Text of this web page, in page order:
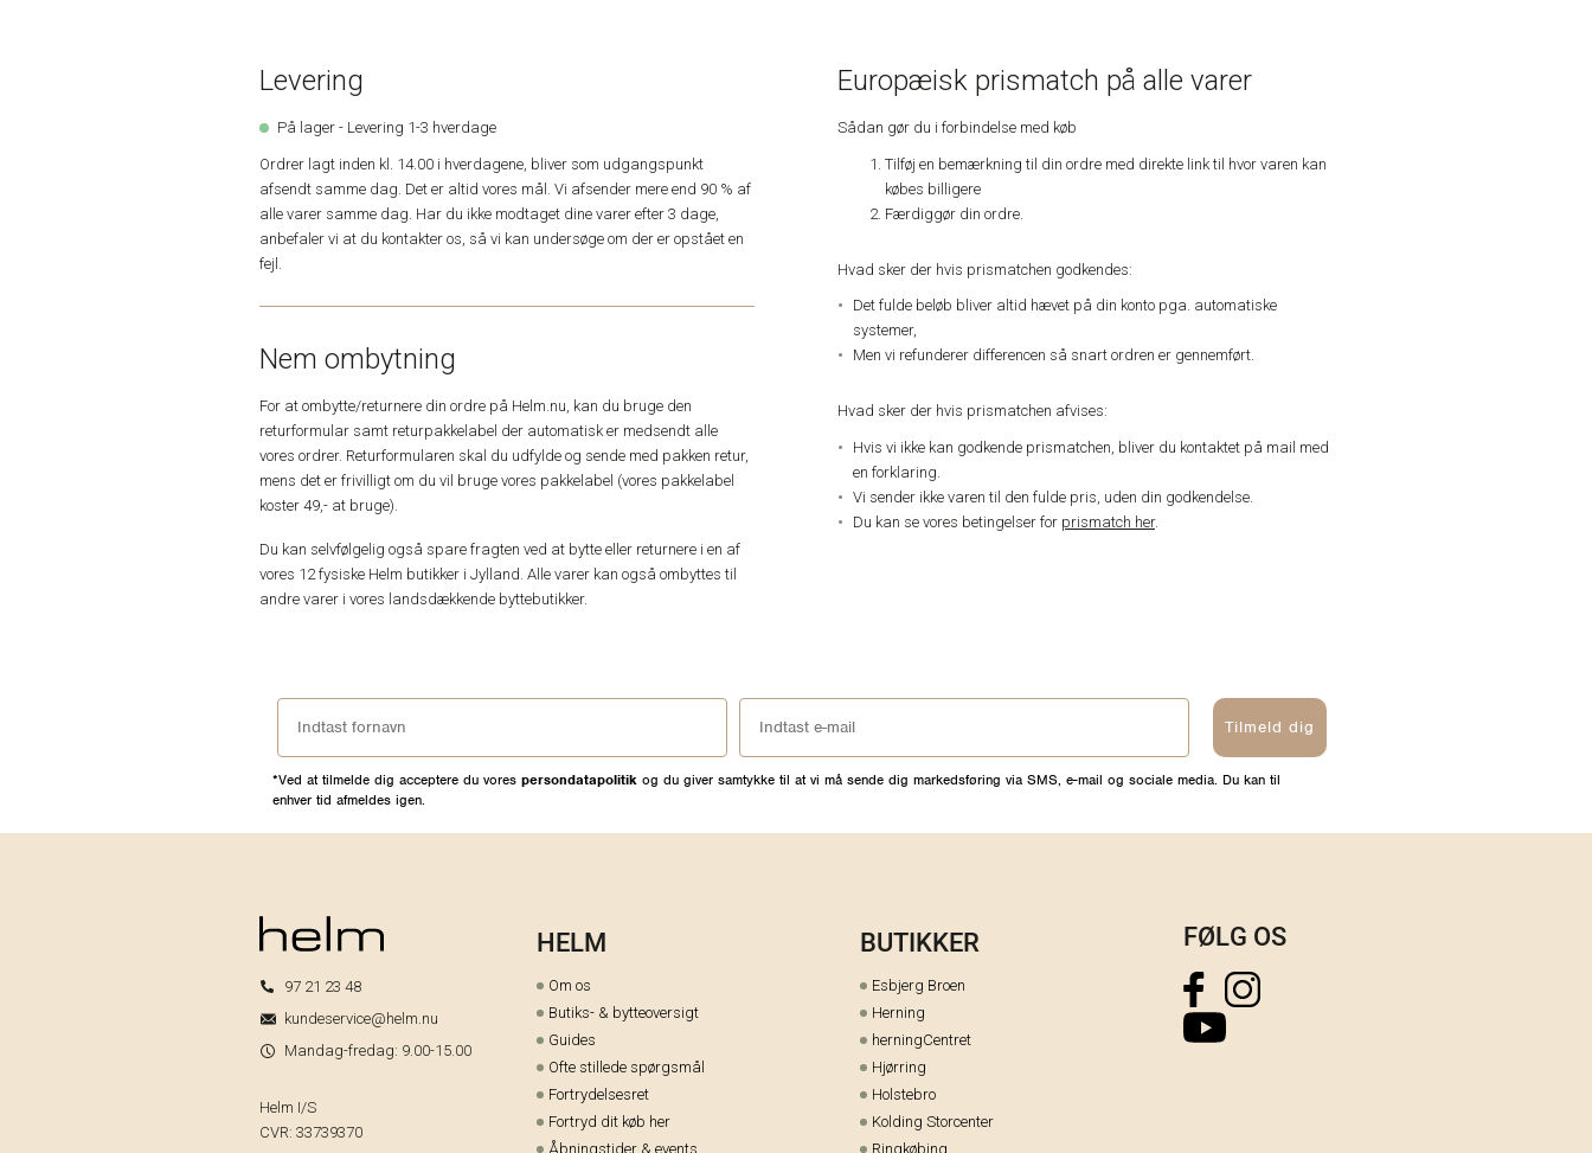
Levering
På lager - Levering 1-3 hverdage
Ordrer lagt inden kl. 14.00 i hverdagene, bliver som udgangspunkt
afsendt samme dag. Det er altid vores mål. Vi afsender mere end 90 % af
alle varer samme dag. Har du ikke modtaget dine varer efter 3 dage,
anbefaler vi at du kontakter os, så vi kan undersøge om der er opstået en
fejl.
Nem ombytning
For at ombytte/returnere din ordre på Helm.nu, kan du bruge den
returformular samt returpakkelabel der automatisk er medsendt alle
vores ordrer. Returformularen skal du udfylde og sende med pakken retur,
mens det er frivilligt om du vil bruge vores pakkelabel (vores pakkelabel
koster 49,- at bruge).
Du kan selvfølgelig også spare fragten ved at bytte eller returnere i en af
vores 12 fysiske Helm butikker i Jylland. Alle varer kan også ombyttes til
andre varer i vores landsdækkende byttebutikker.
Europæisk prismatch på alle varer
Sådan gør du i forbindelse med køb
Tilføj en bemærkning til din ordre med direkte link til hvor varen kan
købes billigere
Færdiggør din ordre.
Hvad sker der hvis prismatchen godkendes:
Det fulde beløb bliver altid hævet på din konto pga. automatiske
systemer,
Men vi refunderer differencen så snart ordren er gennemført.
Hvad sker der hvis prismatchen afvises:
Hvis vi ikke kan godkende prismatchen, bliver du kontaktet på mail med
en forklaring.
Vi sender ikke varen til den fulde pris, uden din godkendelse.
Du kan se vores betingelser for prismatch her.
Tilmeld dig
*Ved at tilmelde dig acceptere du vores persondatapolitik og du giver samtykke til at vi må sende dig markedsføring via SMS, e-mail og sociale media. Du kan til
enhver tid afmeldes igen.
97 21 23 48
kundeservice@helm.nu
Mandag-fredag: 9.00-15.00
Helm I/S
CVR: 33739370
HELM
Om os
Butiks- & bytteoversigt
Guides
Ofte stillede spørgsmål
Fortrydelsesret
Fortryd dit køb her
Åbningstider & events
BUTIKKER
Esbjerg Broen
Herning
herningCentret
Hjørring
Holstebro
Kolding Storcenter
Ringkøbing
FØLG OS